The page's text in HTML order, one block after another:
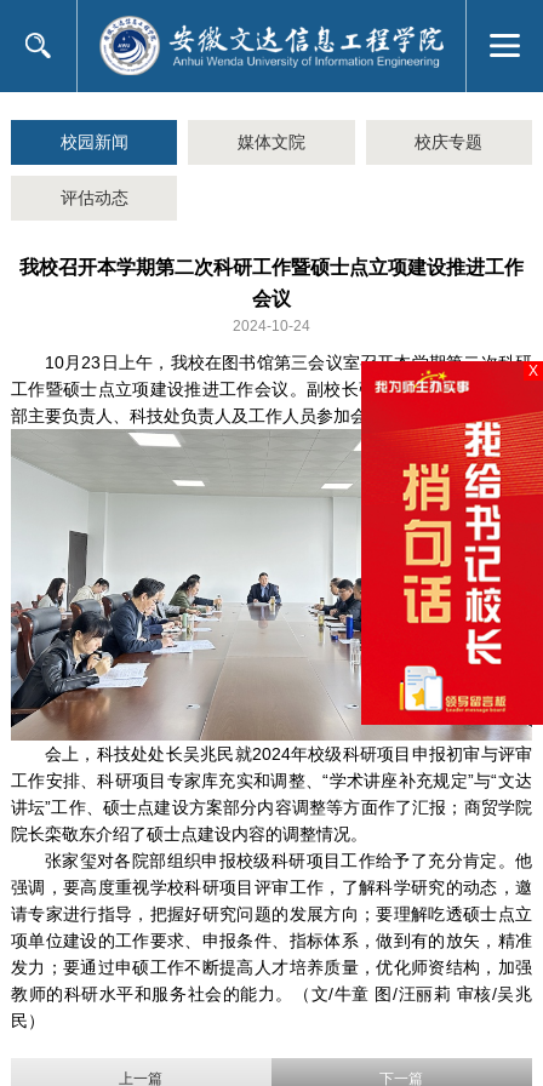
X
校园新闻 媒体文院 校庆专题
评估动态
我校召开本学期第二次科研工作暨硕士点立项建设推进工作
会议
2024-10-24
10月23日上午，我校在图书馆第三会议室召开本学期第二次科研
工作暨硕士点立项建设推进工作会议。副校长张家玺主持会议，各院
部主要负责人、科技处负责人及工作人员参加会议。
会上，科技处处长吴兆民就2024年校级科研项目申报初审与评审
工作安排、科研项目专家库充实和调整、“学术讲座补充规定”与“文达
讲坛”工作、硕士点建设方案部分内容调整等方面作了汇报；商贸学院
院长栾敬东介绍了硕士点建设内容的调整情况。
张家玺对各院部组织申报校级科研项目工作给予了充分肯定。他
强调，要高度重视学校科研项目评审工作，了解科学研究的动态，邀
请专家进行指导，把握好研究问题的发展方向；要理解吃透硕士点立
项单位建设的工作要求、申报条件、指标体系，做到有的放矢，精准
发力；要通过申硕工作不断提高人才培养质量，优化师资结构，加强
教师的科研水平和服务社会的能力。（文/牛童 图/汪丽莉 审核/吴兆
民）
上一篇 下一篇